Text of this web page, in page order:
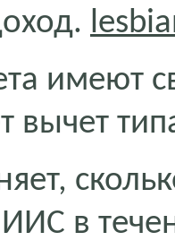
имеют
вычет
в